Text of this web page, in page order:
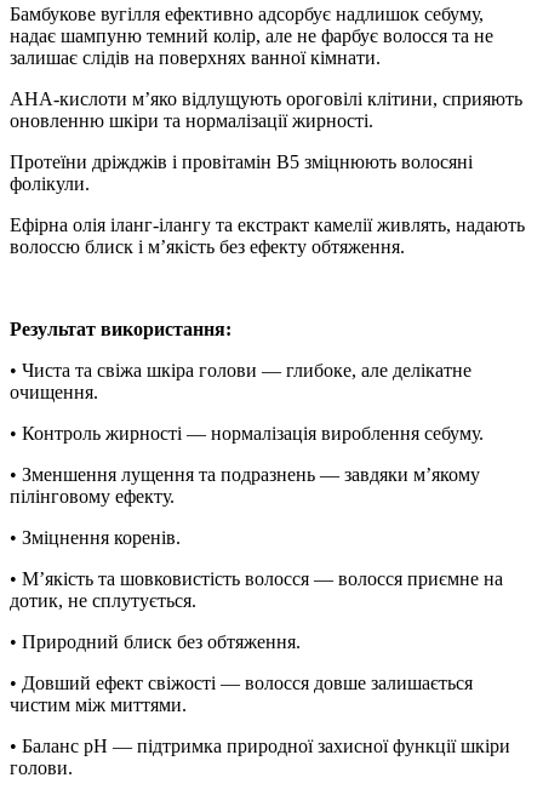
Бамбукове вугілля ефективно адсорбує надлишок себуму,
надає шампуню темний колір, але не фарбує волосся та не
залишає слідів на поверхнях ванної кімнати.
AHA-кислоти м’яко відлущують ороговілі клітини, сприяють
оновленню шкіри та нормалізації жирності.
Протеїни дріжджів і провітамін В5 зміцнюють волосяні
фолікули.
Ефірна олія іланг-ілангу та екстракт камелії живлять, надають
волоссю блиск і м’якість без ефекту обтяження.
Результат використання:
• Чиста та свіжа шкіра голови — глибоке, але делікатне
очищення.
• Контроль жирності — нормалізація вироблення себуму.
• Зменшення лущення та подразнень — завдяки м’якому
пілінговому ефекту.
• Зміцнення коренів.
• М’якість та шовковистість волосся — волосся приємне на
дотик, не сплутується.
• Природний блиск без обтяження.
• Довший ефект свіжості — волосся довше залишається
чистим між миттями.
• Баланс pH — підтримка природної захисної функції шкіри
голови.